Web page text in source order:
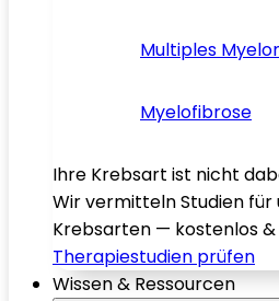
Multiples
Myelofibrose
Ihre Krebsart ist nicht
Wir vermitteln Studien
Krebsarten — kostenlos
Therapiestudien prüfen
Wissen & Ressourcen